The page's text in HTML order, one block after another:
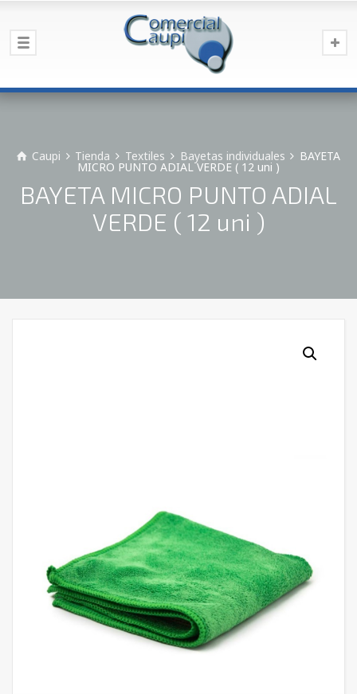
Caupi Tienda Textiles Bayetas individuales BAYETA
MICRO PUNTO ADIAL VERDE ( 12 uni )
BAYETA MICRO PUNTO ADIAL
VERDE ( 12 uni )